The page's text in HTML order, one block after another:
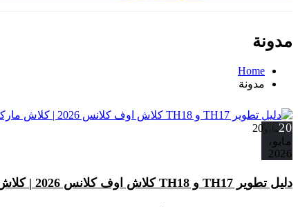
مدونة
Home
مدونة
20مايو 20
مايو،
2026
دليل تطوير TH17 و TH18 كلاش اوف كلانس 2026 | كلاش ماركتس